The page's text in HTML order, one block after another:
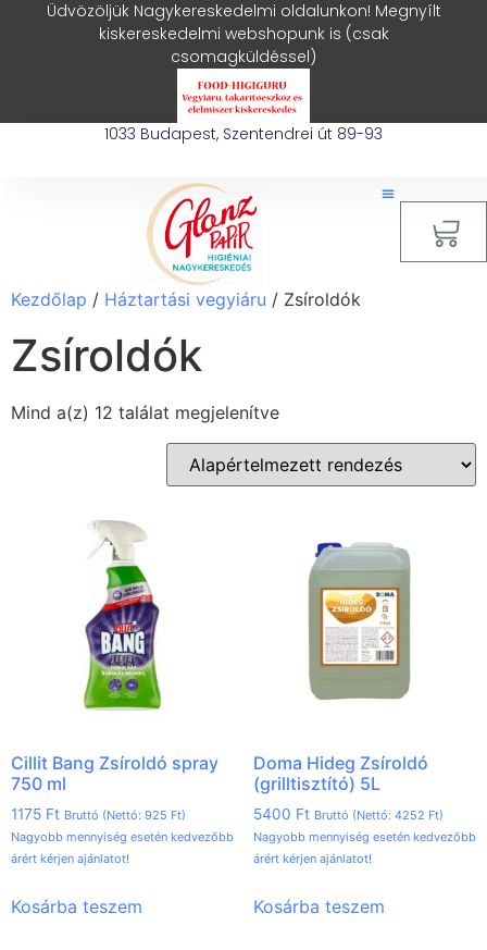
Üdvözöljük Nagykereskedelmi oldalunkon! Megnyílt
kiskereskedelmi webshopunk is (csak
csomagküldéssel)
1033 Budapest, Szentendrei út 89-93
Kezdőlap / Háztartási vegyiáru / Zsíroldók
Zsíroldók
Mind a(z) 12 találat megjelenítve
Cillit Bang Zsíroldó spray
750 ml
1175 Ft Bruttó (Nettó: 925 Ft)
Nagyobb mennyiség esetén kedvezőbb
árért kérjen ajánlatot!
Kosárba teszem
Doma Hideg Zsíroldó
(grilltisztító) 5L
5400 Ft Bruttó (Nettó: 4252 Ft)
Nagyobb mennyiség esetén kedvezőbb
árért kérjen ajánlatot!
Kosárba teszem